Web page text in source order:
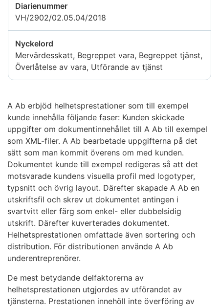
Diarienummer
VH/2902/02.05.04/2018
Nyckelord
Mervärdesskatt, Begreppet vara, Begreppet tjänst,
Överlåtelse av vara, Utförande av tjänst
A Ab erbjöd helhetsprestationer som till exempel
kunde innehålla följande faser: Kunden skickade
uppgifter om dokumentinnehållet till A Ab till exempel
som XML-filer. A Ab bearbetade uppgifterna på det
sätt som man kommit överens om med kunden.
Dokumentet kunde till exempel redigeras så att det
motsvarade kundens visuella profil med logotyper,
typsnitt och övrig layout. Därefter skapade A Ab en
utskriftsfil och skrev ut dokumentet antingen i
svartvitt eller färg som enkel- eller dubbelsidig
utskrift. Därefter kuverterades dokumentet.
Helhetsprestationen omfattade även sortering och
distribution. För distributionen använde A Ab
underentreprenörer.
De mest betydande delfaktorerna av
helhetsprestationen utgjordes av utförandet av
tjänsterna. Prestationen innehöll inte överföring av